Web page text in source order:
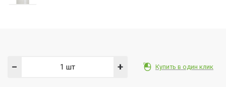
Купить в один клик
− +